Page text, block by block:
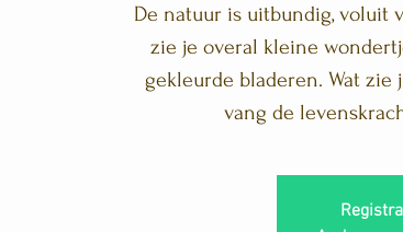
De natuur is uitbundig, voluit
zie je overal kleine
gekleurde bladeren. Wat
vang de